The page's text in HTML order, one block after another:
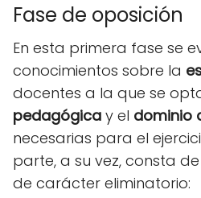
Fase de oposición
En esta primera fase se
conocimientos sobre la
docentes a la que se
pedagógica y el dominio
necesarias para el
parte, a su vez, consta
de carácter eliminatorio: